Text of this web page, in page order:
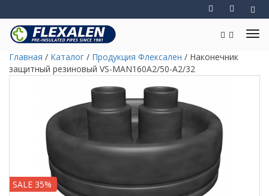
Главная / Каталог / Продукция Флексален / Наконечник
защитный резиновый VS-MAN160A2/50-A2/32
SALE 35%